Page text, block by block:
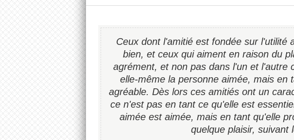
Ceux dont l'amitié est fondée sur l'utilité
bien, et ceux qui aiment en raison du
agrément, et non pas dans l'un et l'autre
elle-même la personne aimée, mais en
agréable. Dès lors ces amitiés ont un
ce n'est pas en tant ce qu'elle est
aimée est aimée, mais en tant qu'elle
quelque plaisir, suivant